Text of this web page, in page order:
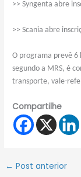
>> Syngenta abre
>> Scania abre
O programa prevê 6
segundo a MRS, é
transporte, vale-
Compartilhe
← Post anterior